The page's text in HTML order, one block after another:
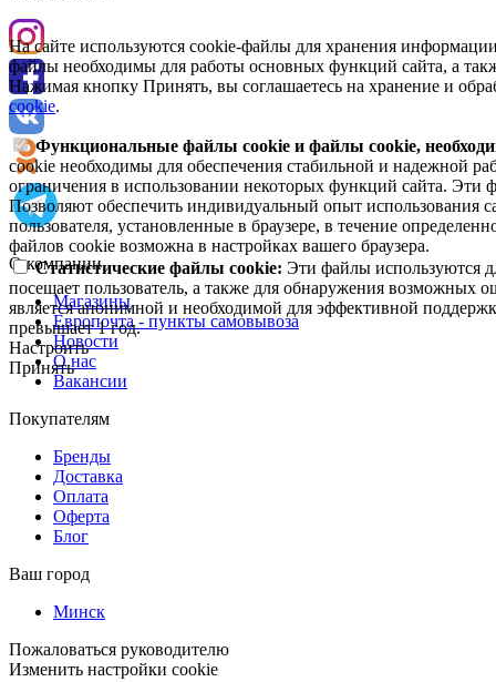
На сайте используются cookie-файлы для хранения
файлы необходимы для работы основных функций сайта, а
Нажимая кнопку Принять, вы соглашаетесь на хранение и
cookie.
Функциональные файлы cookie и файлы cookie,
cookie необходимы для обеспечения стабильной и надежной
ограничения в использовании некоторых функций сайта. Эти
Позволяют обеспечить индивидуальный опыт использования
пользователя, установленные в браузере, в течение
файлов cookie возможна в настройках вашего браузера.
Статистические файлы cookie: Эти файлы используются
посещает пользователь, а также для обнаружения возможных
является анонимной и необходимой для эффективной
превышает 1 год.
Настроить
Принять
О компании
Магазины
Европочта - пункты самовывоза
Новости
О нас
Вакансии
Покупателям
Бренды
Доставка
Оплата
Оферта
Блог
Ваш город
Минск
Пожаловаться руководителю
Изменить настройки cookie